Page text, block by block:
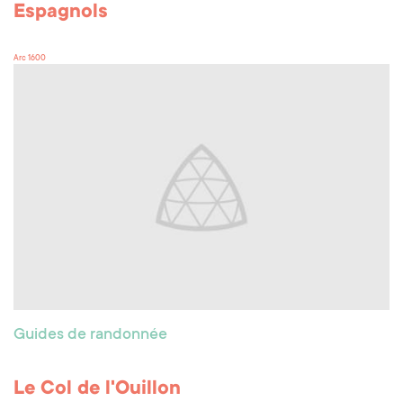
Espagnols
Arc 1600
Guides de randonnée
Le Col de l'Ouillon